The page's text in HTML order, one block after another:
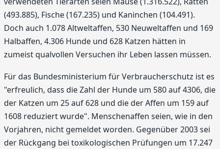
(493.885), Fische (167.235) und Kaninchen (104.491).
Doch auch 1.078 Altweltaffen, 530 Neuweltaffen und 169
Halbaffen, 4.306 Hunde und 628 Katzen hätten in
zumeist qualvollen Versuchen ihr Leben lassen müssen.
Für das Bundesministerium für Verbraucherschutz ist es
"erfreulich, dass die Zahl der Hunde um 580 auf 4306, die
der Katzen um 25 auf 628 und die der Affen um 159 auf
1608 reduziert wurde". Menschenaffen seien, wie in den
Vorjahren, nicht gemeldet worden. Gegenüber 2003 sei
der Rückgang bei toxikologischen Prüfungen um 17.247